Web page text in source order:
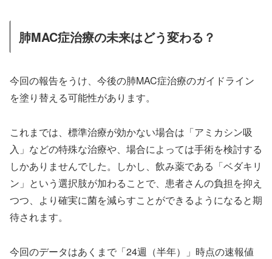
肺MAC症治療の未来はどう変わる？
今回の報告をうけ、今後の肺MAC症治療のガイドライン
を塗り替える可能性があります。
これまでは、標準治療が効かない場合は「アミカシン吸
入」などの特殊な治療や、場合によっては手術を検討する
しかありませんでした。しかし、飲み薬である「ベダキリ
ン」という選択肢が加わることで、患者さんの負担を抑え
つつ、より確実に菌を減らすことができるようになると期
待されます。
今回のデータはあくまで「24週（半年）」時点の速報値